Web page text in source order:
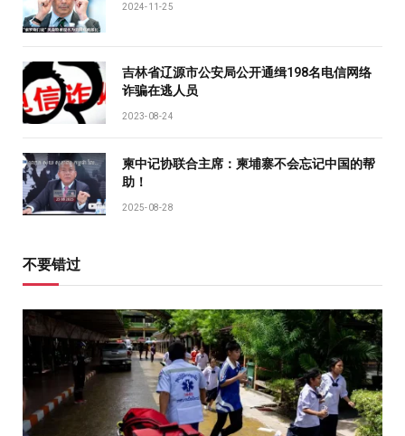
2024-11-25
吉林省辽源市公安局公开通缉198名电信网络
诈骗在逃人员
2023-08-24
柬中记协联合主席：柬埔寨不会忘记中国的帮
助！
2025-08-28
不要错过